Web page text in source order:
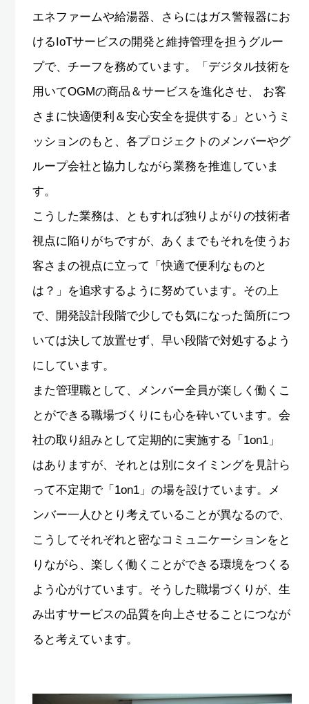
エネファームや給湯器、さらにはガス警報器にお
けるIoTサービスの開発と維持管理を担うグルー
プで、チーフを務めています。「デジタル技術を
用いてOGMの商品＆サービスを進化させ、 お客
さまに快適便利＆安心安全を提供する」というミ
ッションのもと、各プロジェクトのメンバーやグ
ループ会社と協力しながら業務を推進していま
す。
こうした業務は、ともすれば独りよがりの技術者
視点に陥りがちですが、あくまでもそれを使うお
客さまの視点に立って「快適で便利なものと
は？」を追求するように努めています。その上
で、開発設計段階で少しでも気になった箇所につ
いては決して放置せず、早い段階で対処するよう
にしています。
また管理職として、メンバー全員が楽しく働くこ
とができる職場づくりにも心を砕いています。会
社の取り組みとして定期的に実施する「1on1」
はありますが、それとは別にタイミングを見計ら
って不定期で「1on1」の場を設けています。メ
ンバー一人ひとり考えていることが異なるので、
こうしてそれぞれと密なコミュニケーションをと
りながら、楽しく働くことができる環境をつくる
よう心がけています。そうした職場づくりが、生
み出すサービスの品質を向上させることにつなが
ると考えています。